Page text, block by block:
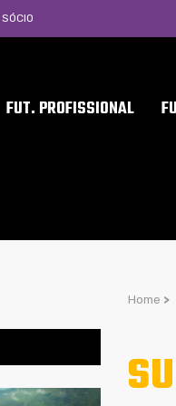
FUT. PROFISSIONAL
Home >